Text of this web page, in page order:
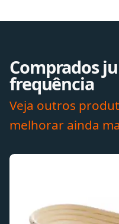
Comprados
frequência
Veja outros
melhorar ainda